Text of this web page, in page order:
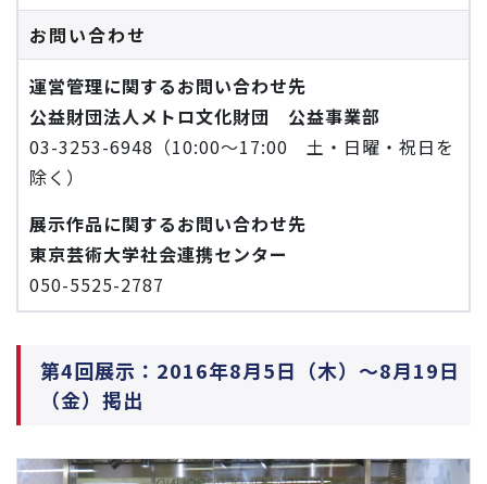
お問い合わせ
運営管理に関するお問い合わせ先
公益財団法人メトロ文化財団 公益事業部
03-3253-6948（10:00～17:00 土・日曜・祝日を
除く）
展示作品に関するお問い合わせ先
東京芸術大学社会連携センター
050-5525-2787
第4回展示：2016年8月5日（木）～8月19日
（金）掲出